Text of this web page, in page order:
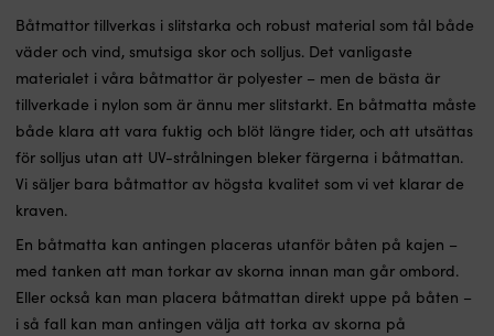
Båtmattor tillverkas i slitstarka och robust material som tål både
väder och vind, smutsiga skor och solljus. Det vanligaste
materialet i våra båtmattor är polyester – men de bästa är
tillverkade i nylon som är ännu mer slitstarkt. En båtmatta måste
både klara att vara fuktig och blöt längre tider, och att utsättas
för solljus utan att UV-strålningen bleker färgerna i båtmattan.
Vi säljer bara båtmattor av högsta kvalitet som vi vet klarar de
kraven.
En båtmatta kan antingen placeras utanför båten på kajen –
med tanken att man torkar av skorna innan man går ombord.
Eller också kan man placera båtmattan direkt uppe på båten –
i så fall kan man antingen välja att torka av skorna på